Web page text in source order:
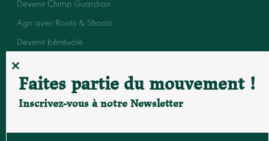
Devenir Chimp Guardian
Agir avec Roots & Shoots
Devenir bénévole
Événements et conférences
FAIRE UN DON
CLOSE
THIS
MODULE
Faites partie du mouvement !
Inscrivez-vous à notre Newsletter